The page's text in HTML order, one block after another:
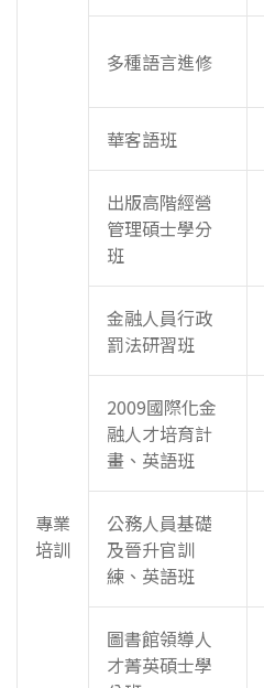
專業
培訓
多種語言進修
華客語班
出版高階經營
管理碩士學分
班
金融人員行政
罰法研習班
2009國際化金
融人才培育計
畫、英語班
公務人員基礎
及晉升官訓
練、英語班
圖書館領導人
才菁英碩士學